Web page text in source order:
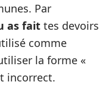
Par
as fait tes devoirs
comme
la forme «
incorrect.